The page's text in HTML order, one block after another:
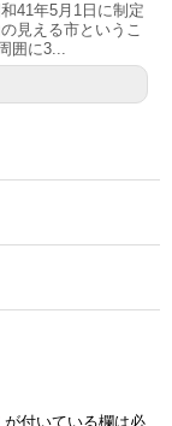
41年5月1日に制定
見える市というこ
囲に3...
が付いている欄は必